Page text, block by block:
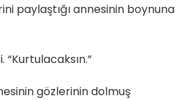
paylaştığı annesinin boynuna
“Kurtulacaksın.”
gözlerinin dolmuş